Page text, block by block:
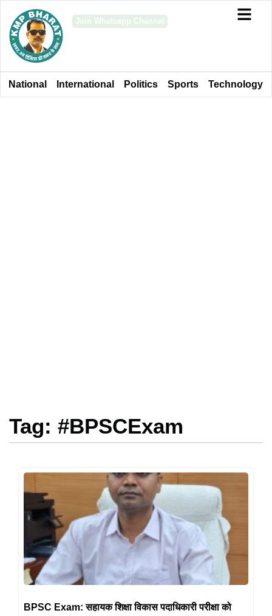
Join Whatsapp Channel
National International Politics Sports Technology
Tag: #BPSCExam
BPSC Exam: सहायक शिक्षा विकास पदाधिकारी परीक्षा को